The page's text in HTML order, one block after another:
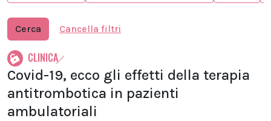
Cerca Cancella filtri
CLINICA
Covid-19, ecco gli effetti della terapia
antitrombotica in pazienti
ambulatoriali